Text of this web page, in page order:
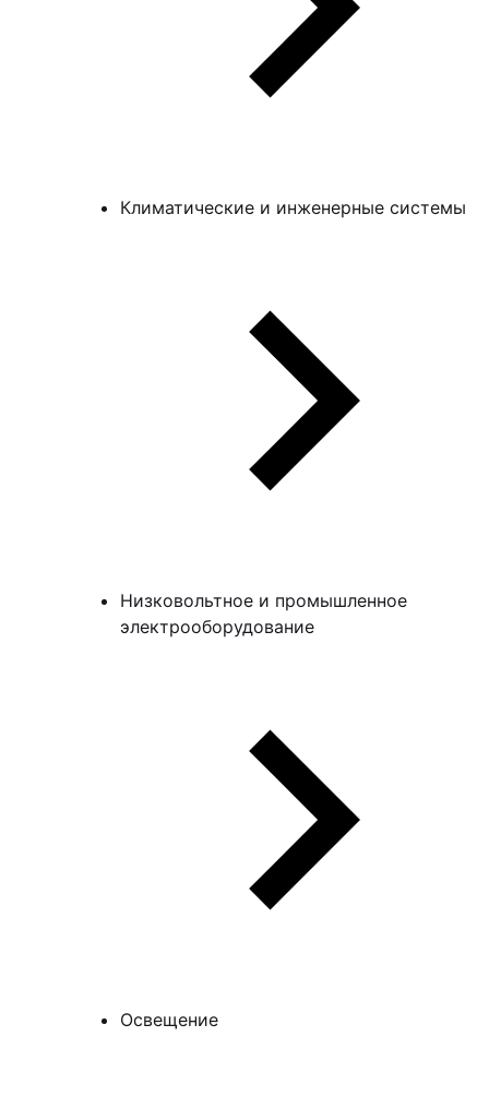
Климатические и инженерные системы
Низковольтное и промышленное
электрооборудование
Освещение